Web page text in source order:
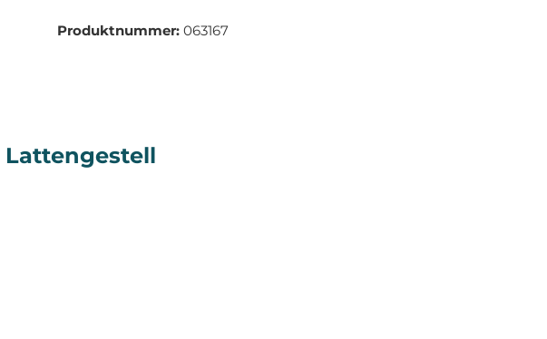
Produktnummer: 063167
Lattengestell